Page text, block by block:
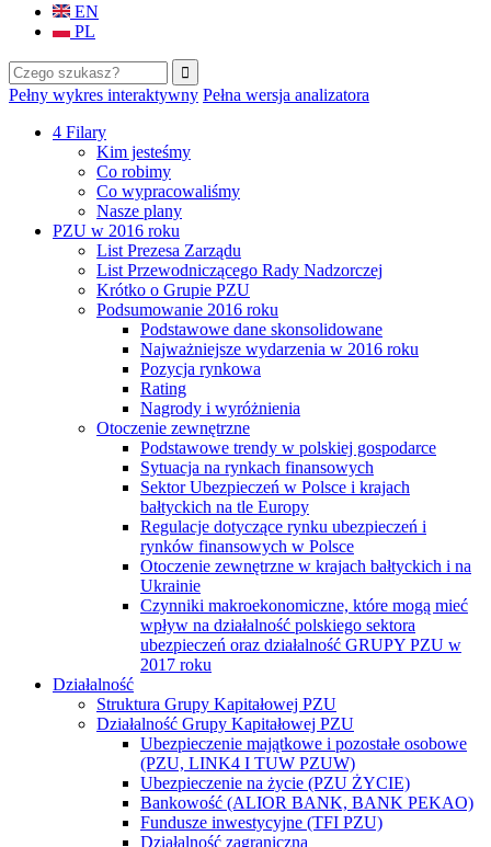
EN
PL
Formularz wyszukiwania
Szukaj
Pełny wykres interaktywny Pełna wersja analizatora
4 Filary
Kim jesteśmy
Co robimy
Co wypracowaliśmy
Nasze plany
PZU w 2016 roku
List Prezesa Zarządu
List Przewodniczącego Rady Nadzorczej
Krótko o Grupie PZU
Podsumowanie 2016 roku
Podstawowe dane skonsolidowane
Najważniejsze wydarzenia w 2016 roku
Pozycja rynkowa
Rating
Nagrody i wyróżnienia
Otoczenie zewnętrzne
Podstawowe trendy w polskiej gospodarce
Sytuacja na rynkach finansowych
Sektor Ubezpieczeń w Polsce i krajach
bałtyckich na tle Europy
Regulacje dotyczące rynku ubezpieczeń i
rynków finansowych w Polsce
Otoczenie zewnętrzne w krajach bałtyckich i na
Ukrainie
Czynniki makroekonomiczne, które mogą mieć
wpływ na działalność polskiego sektora
ubezpieczeń oraz działalność GRUPY PZU w
2017 roku
Działalność
Struktura Grupy Kapitałowej PZU
Działalność Grupy Kapitałowej PZU
Ubezpieczenie majątkowe i pozostałe osobowe
(PZU, LINK4 I TUW PZUW)
Ubezpieczenie na życie (PZU ŻYCIE)
Bankowość (ALIOR BANK, BANK PEKAO)
Fundusze inwestycyjne (TFI PZU)
Działalność zagraniczna